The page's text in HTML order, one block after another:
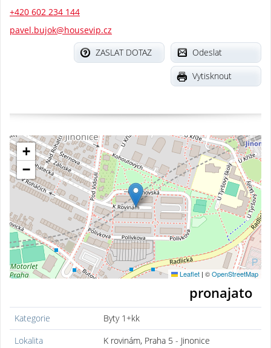
+420 602 234 144
pavel.bujok@housevip.cz
Odeslat
ZASLAT DOTAZ
Vytisknout
+
−
Leaflet | ©OpenStreetMap
pronajato
Kategorie
Byty 1+kk
Lokalita
K rovinám, Praha 5 - Jinonice